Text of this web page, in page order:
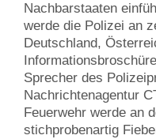
Nachbarstaaten
werde die Polizei an
Deutschland,
Sprecher des
Nachrichtenagentur
Feuerwehr werde an
stichprobenartig